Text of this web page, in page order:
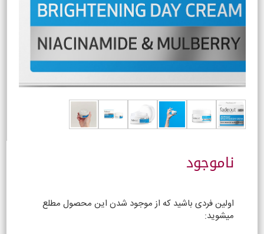
ناموجود
اولین فردی باشید که از موجود شدن این محصول مطلع
میشوید: